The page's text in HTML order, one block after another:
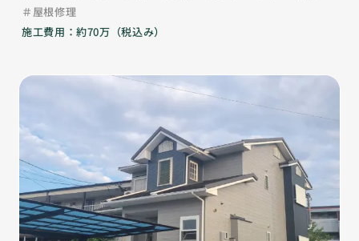
屋根修理
施工費用：約70万（税込み）